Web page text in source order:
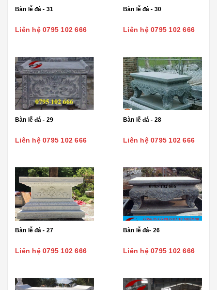
Bàn lễ đá - 31
Liên hệ 0795 102 666
Bàn lễ đá - 30
Liên hệ 0795 102 666
Bàn lễ đá - 29
Liên hệ 0795 102 666
Bàn lễ đá - 28
Liên hệ 0795 102 666
Bàn lễ đá - 27
Liên hệ 0795 102 666
Bàn lễ đá- 26
Liên hệ 0795 102 666